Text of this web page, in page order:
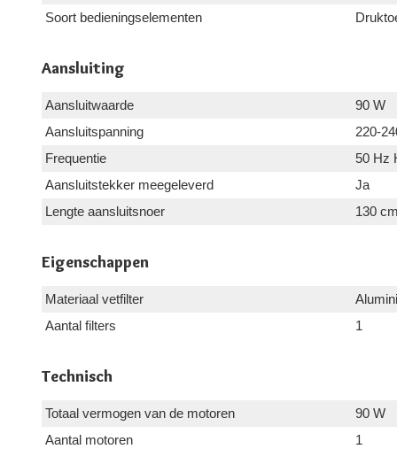
Soort bedieningselementen
Aansluiting
Aansluitwaarde
90 W
Aansluitspanning
220-
Frequentie
50 Hz
Aansluitstekker meegeleverd
Ja
Lengte aansluitsnoer
130
Eigenschappen
Materiaal vetfilter
Aantal filters
1
Technisch
Totaal vermogen van de motoren
90 W
Aantal motoren
1